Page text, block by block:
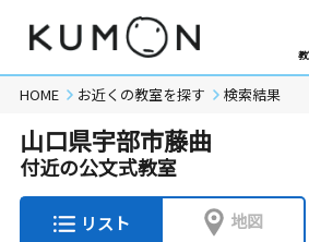
HOME お近くの教室を探す 検索結果
山口県宇部市藤曲
付近の公文式教室
リスト 地図